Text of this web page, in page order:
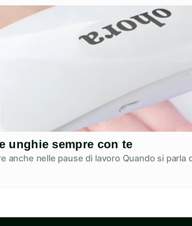
unghie sempre con te
anche nelle pause di lavoro Quando si